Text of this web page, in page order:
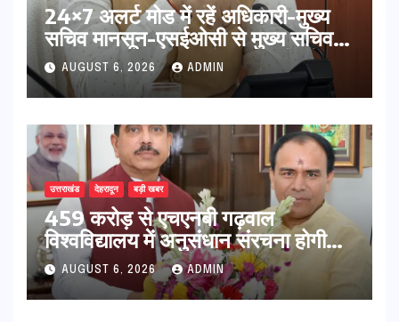
24×7 अलर्ट मोड में रहें अधिकारी-मुख्य
सचिव मानसून-एसईओसी से मुख्य सचिव ने
की विस्तृत समीक्षा कहा-बंद सड़कों को
शीघ्र खोला जाए, लोगों को न हो दिक्कत
AUGUST 6, 2026 ADMIN
उत्तराखंड देहरादून बड़ी खबर
459 करोड़ से एचएनबी गढ़वाल
विश्वविद्यालय में अनुसंधान संरचना होगी
सुदृढ,उच्च शिक्षा मंत्री धन सिंह रावत ने
नवनियुक्त केन्द्रीय शिक्षा मंत्री से की
मुलाकात
AUGUST 6, 2026 ADMIN